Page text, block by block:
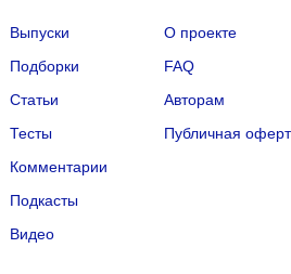
Выпуски
Подборки
Статьи
Тесты
Комментарии
Подкасты
Видео
О проекте
FAQ
Авторам
Публичная